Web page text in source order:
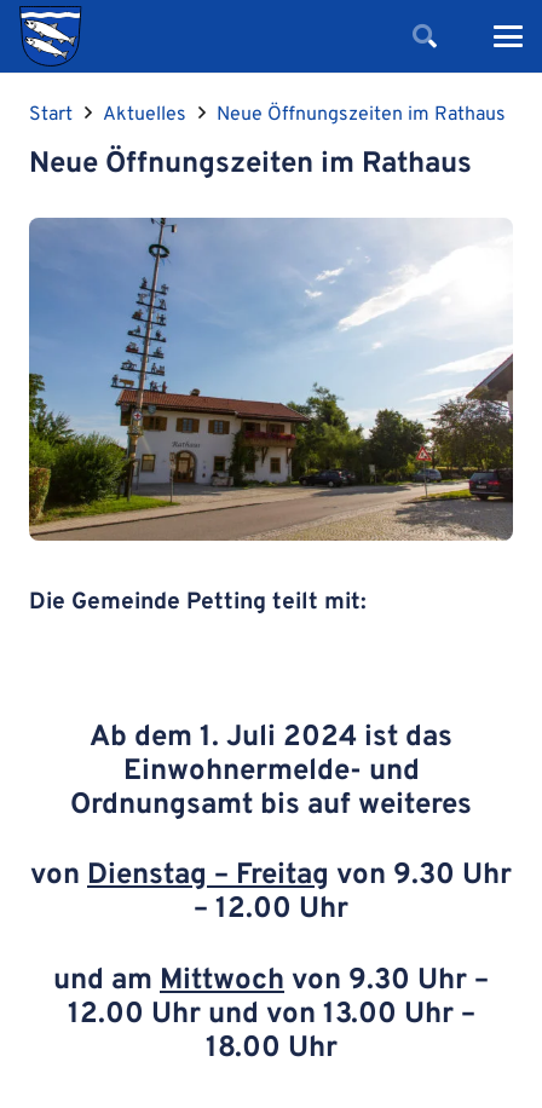
Start Aktuelles Neue Öffnungszeiten im Rathaus
Neue Öffnungszeiten im Rathaus
Die Gemeinde Petting teilt mit:
Ab dem 1. Juli 2024 ist das
Einwohnermelde- und
Ordnungsamt bis auf weiteres
von Dienstag – Freitag von 9.30 Uhr
– 12.00 Uhr
und am Mittwoch von 9.30 Uhr –
12.00 Uhr und von 13.00 Uhr –
18.00 Uhr